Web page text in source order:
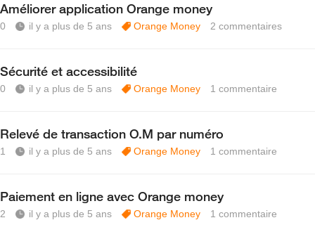
Améliorer application Orange money
0 il y a plus de 5 ans Orange Money 2 commentaires
Sécurité et accessibilité
0 il y a plus de 5 ans Orange Money 1 commentaire
Relevé de transaction O.M par numéro
1 il y a plus de 5 ans Orange Money 1 commentaire
Paiement en ligne avec Orange money
2 il y a plus de 5 ans Orange Money 1 commentaire